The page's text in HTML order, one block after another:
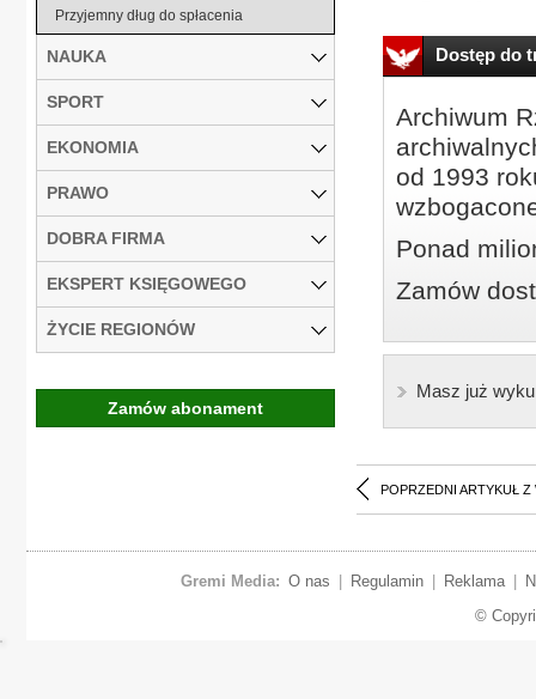
Dostęp do
Archiwum
od 1993
Ponad
Zamów
Masz już
POPRZEDNI ARTYKUŁ Z
Przyjemny dług do spłacenia
NAUKA
SPORT
EKONOMIA
PRAWO
DOBRA FIRMA
EKSPERT KSIĘGOWEGO
ŻYCIE REGIONÓW
Zamów abonament
Gremi Media: O nas Regulamin Reklama
©